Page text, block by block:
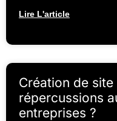
Lire L'article
Création de
répercussions
entreprises ?